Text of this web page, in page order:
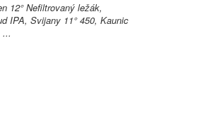
12° Nefiltrovaný ležák,
IPA, Svijany 11° 450, Kaunic
...